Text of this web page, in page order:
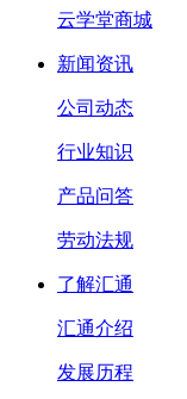
云学堂商城
新闻资讯
公司动态
行业知识
产品问答
劳动法规
了解汇通
汇通介绍
发展历程